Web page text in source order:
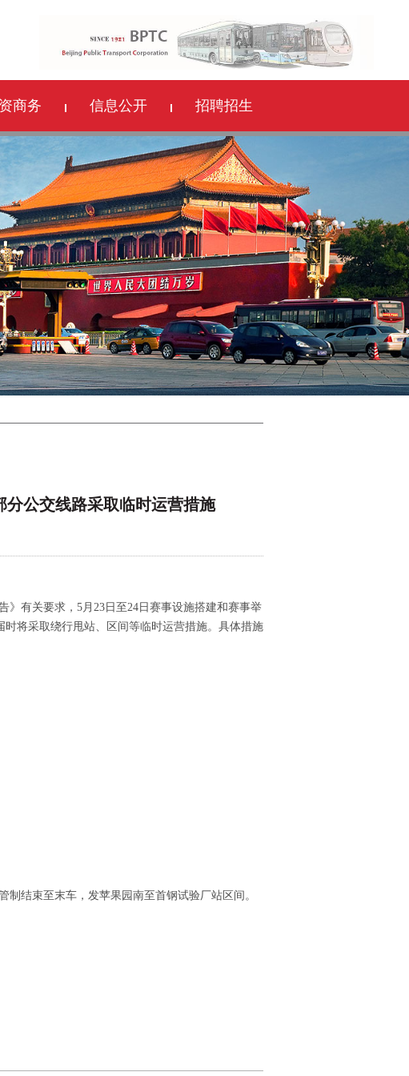
商务 信息公开 招聘招生
分公交线路采取临时运营措施
》有关要求，5月23日至24日赛事设施搭建和赛事举
将采取绕行甩站、区间等临时运营措施。具体措施
结束至末车，发苹果园南至首钢试验厂站区间。